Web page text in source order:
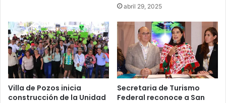
abril 29, 2025
Villa de Pozos inicia
construcción de la Unidad
Secretaria de Turismo
Federal reconoce a San